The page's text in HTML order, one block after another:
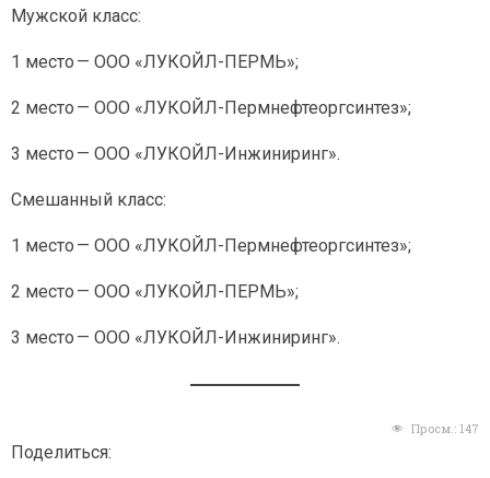
Мужской класс:
1 место — ООО «ЛУКОЙЛ-ПЕРМЬ»;
2 место — ООО «ЛУКОЙЛ-Пермнефтеоргсинтез»;
3 место — ООО «ЛУКОЙЛ-Инжиниринг».
Смешанный класс:
1 место — ООО «ЛУКОЙЛ-Пермнефтеоргсинтез»;
2 место — ООО «ЛУКОЙЛ-ПЕРМЬ»;
3 место — ООО «ЛУКОЙЛ-Инжиниринг».
Просм.: 147
Поделиться: